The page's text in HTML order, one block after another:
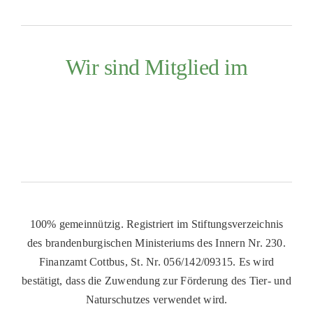
Wir sind Mitglied im
100% gemeinnützig. Registriert im Stiftungsverzeichnis
des brandenburgischen Ministeriums des Innern Nr. 230.
Finanzamt Cottbus, St. Nr. 056/142/09315. Es wird
bestätigt, dass die Zuwendung zur Förderung des Tier- und
Naturschutzes verwendet wird.